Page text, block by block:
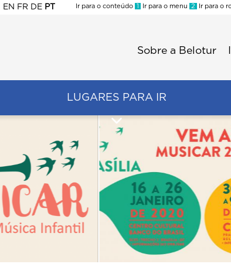
EN FR DE PT
Ir para o conteúdo 1 Ir para o menu 2 Ir para o
Sobre a Belotur
LUGARES PARA IR